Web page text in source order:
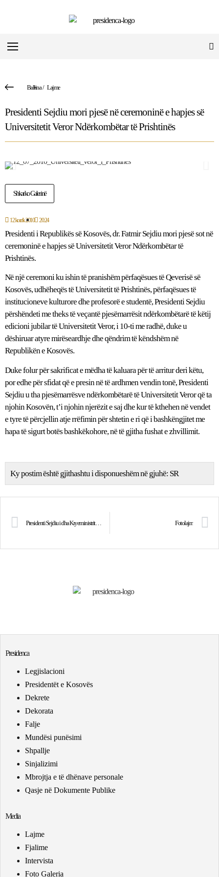
Ballina/ Lajme
Presidenti Sejdiu mori pjesë në ceremoninë e hapjes së
Universitetit Veror Ndërkombëtar të Prishtinës
Shkarko Galerinë
12 korrik 2010 20:24
Presidenti i Republikës së Kosovës, dr. Fatmir Sejdiu mori pjesë sot në
ceremoninë e hapjes së Universitetit Veror Ndërkombëtar të
Prishtinës.
Në një ceremoni ku ishin të pranishëm përfaqësues të Qeverisë së
Kosovës, udhëheqës të Universitetit të Prishtinës, përfaqësues të
institucioneve kulturore dhe profesorë e studentë, Presidenti Sejdiu
përshëndeti me theks të veçantë pjesëmarrësit ndërkombëtarë të këtij
edicioni jubilar të Universitetit Veror, i 10-ti me radhë, duke u
dëshiruar atyre mirëseardhje dhe qëndrim të këndshëm në
Republikën e Kosovës.
Duke folur për sakrificat e mëdha të kaluara për të arritur deri këtu,
por edhe për sfidat që e presin në të ardhmen vendin tonë, Presidenti
Sejdiu u tha pjesëmarrësve ndërkombëtarë të Universitetit Veror që ta
njohin Kosovën, t’i njohin njerëzit e saj dhe kur të kthehen në vendet
e tyre të përcjellin atje rrëfimin për shtetin e ri që i bashkëngjitet me
hapa të sigurt botës bashkëkohore, në të gjitha fushat e zhvillimit.
Ky postim është gjithashtu i disponueshëm në gjuhë: SR
Presidenti Sejdiu i dha Kryeministrit Toni Bler “Medaljen e Artë të Lirisë” Fotolajm
Presidenca
Legjislacioni
Presidentët e Kosovës
Dekrete
Dekorata
Falje
Mundësi punësimi
Shpallje
Sinjalizimi
Mbrojtja e të dhënave personale
Qasje në Dokumente Publike
Media
Lajme
Fjalime
Intervista
Foto Galeria